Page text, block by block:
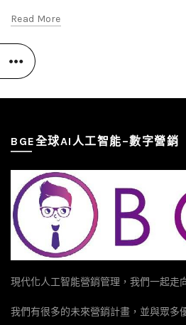
Read More
BGE全球AI人工智能–數字營銷
現代化人工智能營銷管理，我們一起走
我們有很多的未來營銷計畫，並與眾多